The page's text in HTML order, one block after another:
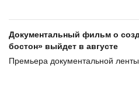
Документальный фильм о
бостон» выйдет в августе
Премьера документальной